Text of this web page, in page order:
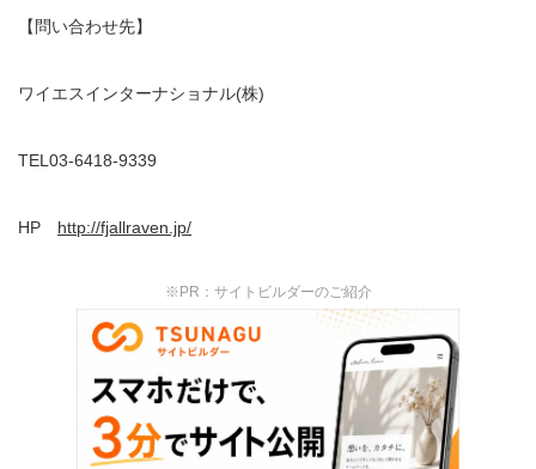
【問い合わせ先】
ワイエスインターナショナル(株)
TEL03-6418-9339
HP http://fjallraven.jp/
※PR：サイトビルダーのご紹介